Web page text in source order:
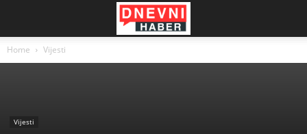
Home Vijesti
Vijesti